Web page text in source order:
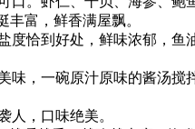
富，鲜香满屋飘。
度恰到好处，鲜味浓郁，鱼
味，一碗原汁原味的酱汤搅
人，口味绝美。